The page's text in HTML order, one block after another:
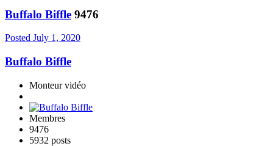
Buffalo Biffle 9476
Posted July 1, 2020
Buffalo Biffle
Monteur vidéo
Membres
9476
5932 posts